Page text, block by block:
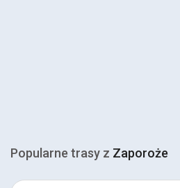
Popularne trasy z Zaporoże